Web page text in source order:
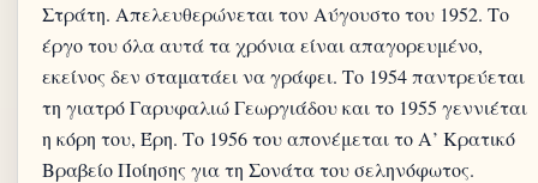
Στράτη. Απελευθερώνεται τον Αύγουστο του 1952. Το
έργο του όλα αυτά τα χρόνια είναι απαγορευμένο,
εκείνος δεν σταματάει να γράφει. Το 1954 παντρεύεται
τη γιατρό Γαρυφαλιώ Γεωργιάδου και το 1955 γεννιέται
η κόρη του, Έρη. Το 1956 του απονέμεται το Α’ Κρατικό
Βραβείο Ποίησης για τη Σονάτα του σεληνόφωτος.